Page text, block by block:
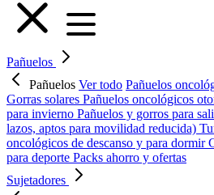
Pañuelos
Pañuelos Ver todo Pañuelos
Gorras solares Pañuelos oncológicos
para invierno Pañuelos y gorros para
lazos, aptos para movilidad reducida)
oncológicos de descanso y para dormir
para deporte Packs ahorro y ofertas
Sujetadores